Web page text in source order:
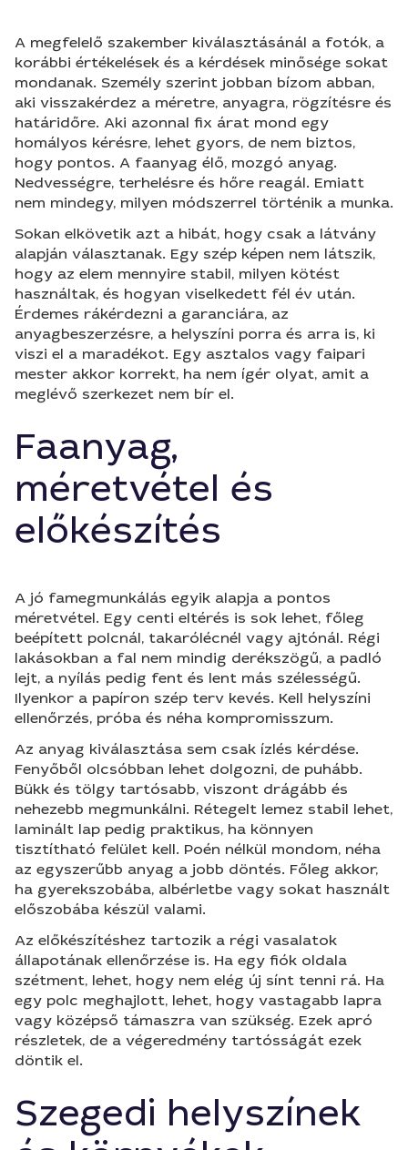
A megfelelő szakember kiválasztásánál a fotók, a
korábbi értékelések és a kérdések minősége sokat
mondanak. Személy szerint jobban bízom abban,
aki visszakérdez a méretre, anyagra, rögzítésre és
határidőre. Aki azonnal fix árat mond egy
homályos kérésre, lehet gyors, de nem biztos,
hogy pontos. A faanyag élő, mozgó anyag.
Nedvességre, terhelésre és hőre reagál. Emiatt
nem mindegy, milyen módszerrel történik a munka.
Sokan elkövetik azt a hibát, hogy csak a látvány
alapján választanak. Egy szép képen nem látszik,
hogy az elem mennyire stabil, milyen kötést
használtak, és hogyan viselkedett fél év után.
Érdemes rákérdezni a garanciára, az
anyagbeszerzésre, a helyszíni porra és arra is, ki
viszi el a maradékot. Egy asztalos vagy faipari
mester akkor korrekt, ha nem ígér olyat, amit a
meglévő szerkezet nem bír el.
Faanyag,
méretvétel és
előkészítés
A jó famegmunkálás egyik alapja a pontos
méretvétel. Egy centi eltérés is sok lehet, főleg
beépített polcnál, takarólécnél vagy ajtónál. Régi
lakásokban a fal nem mindig derékszögű, a padló
lejt, a nyílás pedig fent és lent más szélességű.
Ilyenkor a papíron szép terv kevés. Kell helyszíni
ellenőrzés, próba és néha kompromisszum.
Az anyag kiválasztása sem csak ízlés kérdése.
Fenyőből olcsóbban lehet dolgozni, de puhább.
Bükk és tölgy tartósabb, viszont drágább és
nehezebb megmunkálni. Rétegelt lemez stabil lehet,
laminált lap pedig praktikus, ha könnyen
tisztítható felület kell. Poén nélkül mondom, néha
az egyszerűbb anyag a jobb döntés. Főleg akkor,
ha gyerekszobába, albérletbe vagy sokat használt
előszobába készül valami.
Az előkészítéshez tartozik a régi vasalatok
állapotának ellenőrzése is. Ha egy fiók oldala
szétment, lehet, hogy nem elég új sínt tenni rá. Ha
egy polc meghajlott, lehet, hogy vastagabb lapra
vagy középső támaszra van szükség. Ezek apró
részletek, de a végeredmény tartósságát ezek
döntik el.
Szegedi helyszínek